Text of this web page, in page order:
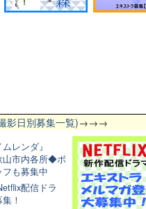
影日別募集一覧)→→→
レンダ』
市内各所◆ボ
も募集中
配信ドラ
！